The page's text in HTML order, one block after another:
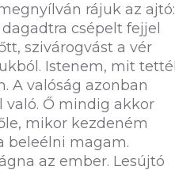
rájuk az ajtó:
csépelt fejjel
szivárogvást a vér
Istenem, mit tettél
A valóság azonban
való. Ő mindig akkor
mikor kezdeném
beleélni magam.
az ember. Lesújtó